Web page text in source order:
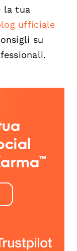
la tua
ufficiale
su